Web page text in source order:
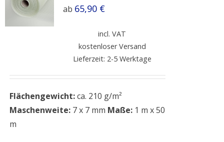
ab 65,90 €
incl. VAT
kostenloser Versand
Lieferzeit: 2-5 Werktage
Flächengewicht:ca. 210 g/m²
Maschenweite:7 x 7 mm Maße:1 m x 50
m